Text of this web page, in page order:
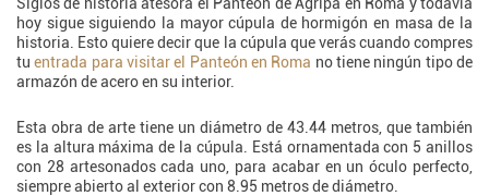
hoy sigue siguiendo la mayor cúpula de hormigón en masa de la
historia. Esto quiere decir que la cúpula que verás cuando compres
tuentrada para visitar el Panteón en Roma no tiene ningún tipo de
armazón de acero en su interior.
Esta obra de arte tiene un diámetro de 43.44 metros, que también
es la altura máxima de la cúpula. Está ornamentada con 5 anillos
con 28 artesonados cada uno, para acabar en un óculo perfecto,
siempre abierto al exterior con 8.95 metros de diámetro.